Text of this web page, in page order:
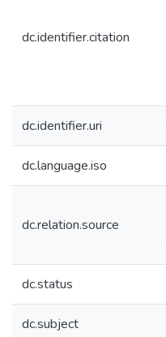
dc.identifier.citation
dc.identifier.uri
dc.language.iso
dc.relation.source
dc.status
dc.subject